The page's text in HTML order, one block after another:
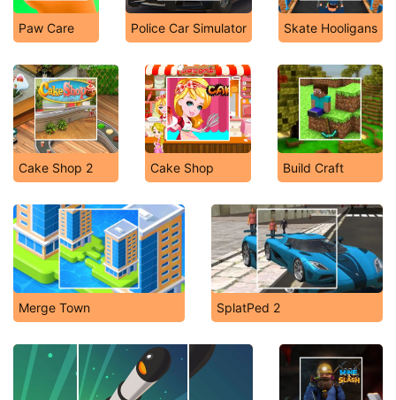
Paw Care Police Car Simulator Skate Hooligans
Cake Shop 2 Cake Shop Build Craft
Merge Town SplatPed 2